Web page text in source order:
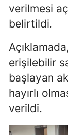
verilmesi
belirtildi.
erişilebilir
başlayan
hayırlı
verildi.